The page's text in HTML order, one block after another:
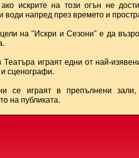
искрите на този огън не
води напред през времето и
на "Искри и Сезони" е да
играят едни от най-
сценографи.
се играят в препълнени
на публиката.